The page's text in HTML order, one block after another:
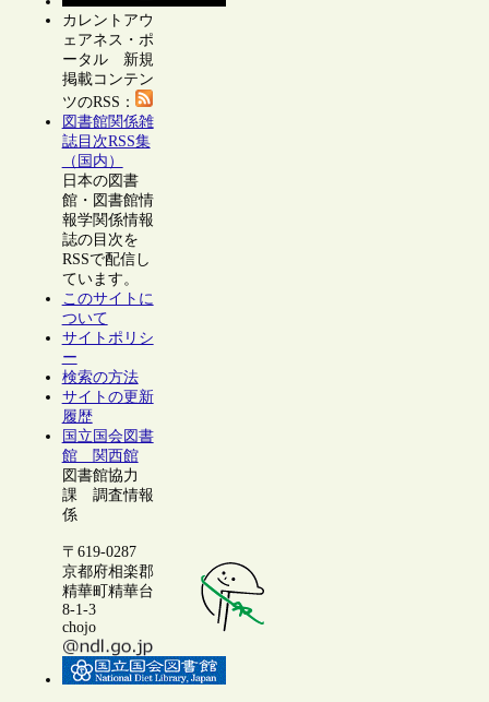
カレントアウ
ェアネス・ポ
ータル 新規
掲載コンテン
ツのRSS：
図書館関係雑
誌目次RSS集
（国内）
日本の図書
館・図書館情
報学関係情報
誌の目次を
RSSで配信し
ています。
このサイトに
ついて
サイトポリシ
ー
検索の方法
サイトの更新
履歴
国立国会図書
館 関西館
図書館協力
課 調査情報
係
〒619-0287
京都府相楽郡
精華町精華台
8-1-3
chojo